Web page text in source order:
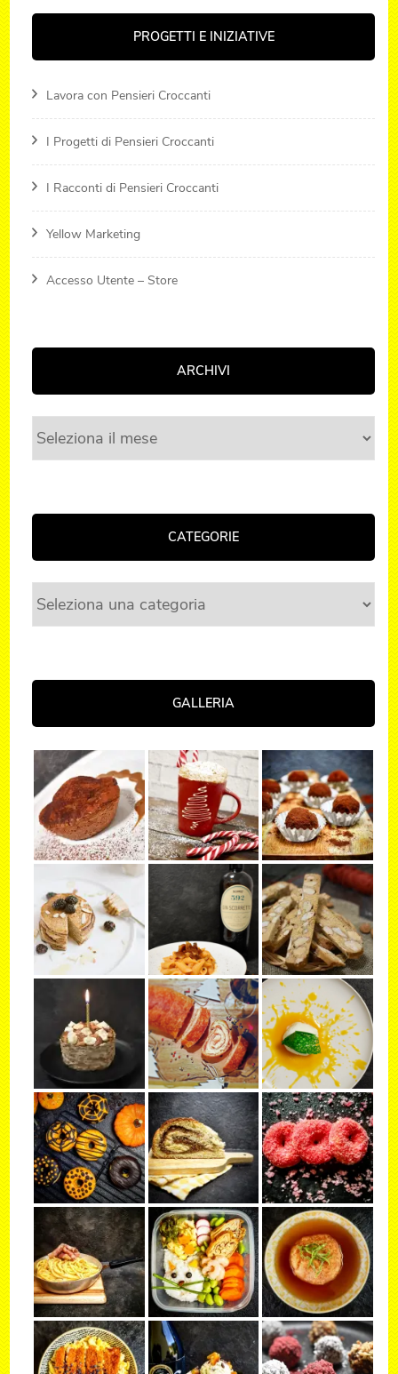
PROGETTI E INIZIATIVE
Lavora con Pensieri Croccanti
I Progetti di Pensieri Croccanti
I Racconti di Pensieri Croccanti
Yellow Marketing
Accesso Utente – Store
ARCHIVI
Archivi
CATEGORIE
Categorie
GALLERIA